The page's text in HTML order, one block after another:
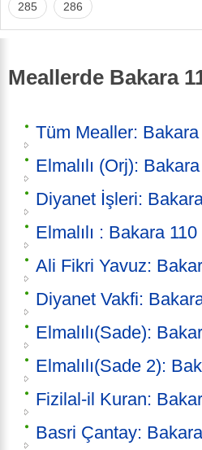
285 286
Meallerde Bakara
Tüm Mealler: Bakara
Elmalılı (Orj):
Diyanet İşleri:
Elmalılı : Bakara 110
Ali Fikri Yavuz:
Diyanet Vakfi:
Elmalılı(Sade):
Elmalılı(Sade 2):
Fizilal-il Kuran:
Basri Çantay: